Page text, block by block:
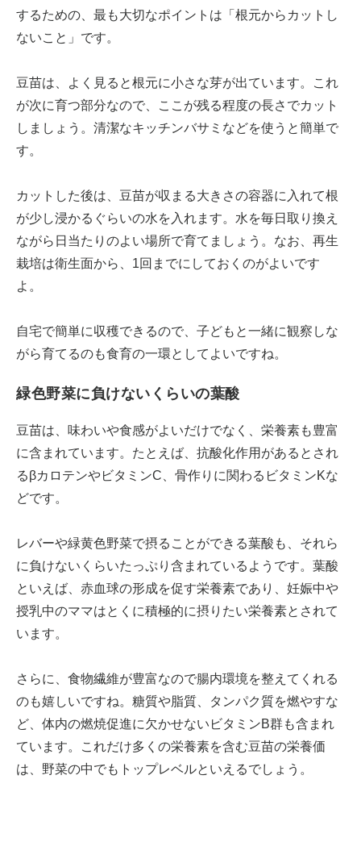
するための、最も大切なポイントは「根元からカットし
ないこと」です。
豆苗は、よく見ると根元に小さな芽が出ています。これ
が次に育つ部分なので、ここが残る程度の長さでカット
しましょう。清潔なキッチンバサミなどを使うと簡単で
す。
カットした後は、豆苗が収まる大きさの容器に入れて根
が少し浸かるぐらいの水を入れます。水を毎日取り換え
ながら日当たりのよい場所で育てましょう。なお、再生
栽培は衛生面から、1回までにしておくのがよいです
よ。
自宅で簡単に収穫できるので、子どもと一緒に観察しな
がら育てるのも食育の一環としてよいですね。
緑色野菜に負けないくらいの葉酸
豆苗は、味わいや食感がよいだけでなく、栄養素も豊富
に含まれています。たとえば、抗酸化作用があるとされ
るβカロテンやビタミンC、骨作りに関わるビタミンKな
どです。
レバーや緑黄色野菜で摂ることができる葉酸も、それら
に負けないくらいたっぷり含まれているようです。葉酸
といえば、赤血球の形成を促す栄養素であり、妊娠中や
授乳中のママはとくに積極的に摂りたい栄養素とされて
います。
さらに、食物繊維が豊富なので腸内環境を整えてくれる
のも嬉しいですね。糖質や脂質、タンパク質を燃やすな
ど、体内の燃焼促進に欠かせないビタミンB群も含まれ
ています。これだけ多くの栄養素を含む豆苗の栄養価
は、野菜の中でもトップレベルといえるでしょう。